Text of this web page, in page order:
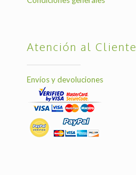
Atención al Cliente
Envíos y devoluciones